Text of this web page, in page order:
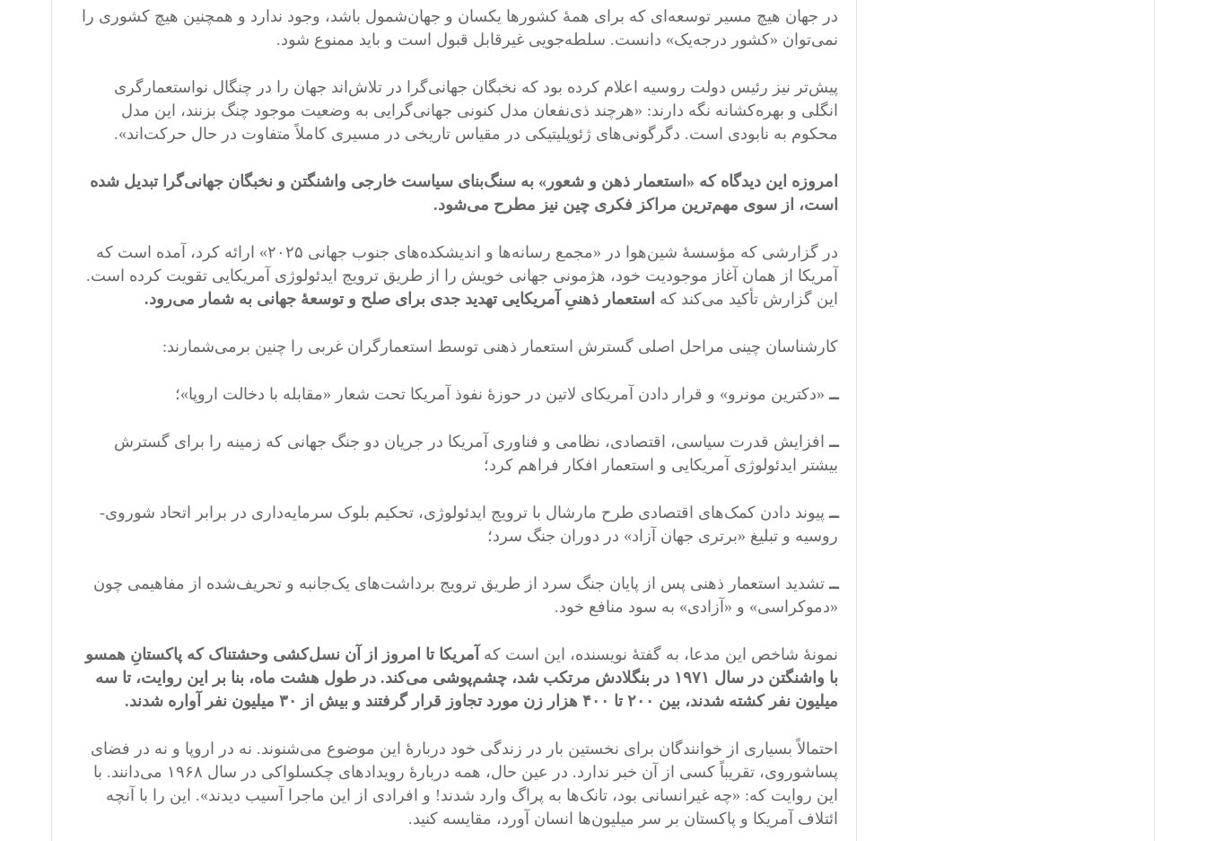
در جهان هیچ مسیر توسعه‌ای که برای همۀ کشورها یکسان و جهان‌شمول باشد، وجود ندارد و همچنین هیچ کشوری را
نمی‌توان «کشور درجه‌یک» دانست. سلطه‌جویی غیرقابل قبول است و باید ممنوع شود.
پیش‌تر نیز رئیس دولت روسیه اعلام کرده بود که نخبگان جهانی‌گرا در تلاش‌اند جهان را در چنگال نواستعمارگری
انگلی و بهره‌کشانه نگه دارند: «هرچند ذی‌نفعان مدل کنونی جهانی‌گرایی به وضعیت موجود چنگ بزنند، این مدل
محکوم به نابودی است. دگرگونی‌های ژئوپلیتیکی در مقیاس تاریخی در مسیری کاملاً متفاوت در حال حرکت‌اند».
امروزه این دیدگاه که «استعمار ذهن و شعور» به سنگ‌بنای سیاست خارجی واشنگتن و نخبگان جهانی‌گرا تبدیل شده
است، از سوی مهم‌ترین مراکز فکری چین نیز مطرح می‌شود.
در گزارشی که مؤسسۀ شین‌هوا در «مجمع رسانه‌ها و اندیشکده‌های جنوب جهانی ۲۰۲۵» ارائه کرد، آمده است که
آمریکا از همان آغاز موجودیت خود، هژمونی جهانی خویش را از طریق ترویج ایدئولوژی آمریکایی تقویت کرده است.
این گزارش تأکید می‌کند که استعمار ذهنیِ آمریکایی تهدید جدی برای صلح و توسعۀ جهانی به شمار می‌رود.
کارشناسان چینی مراحل اصلی گسترش استعمار ذهنی توسط استعمارگران غربی را چنین برمی‌شمارند:
ــ «دکترین مونرو» و قرار دادن آمریکای لاتین در حوزۀ نفوذ آمریکا تحت شعار «مقابله با دخالت اروپا»؛
ــافزایش قدرت سیاسی، اقتصادی، نظامی و فناوری آمریکا در جریان دو جنگ جهانی که زمینه را برای گسترش
بیشتر ایدئولوژی آمریکایی و استعمار افکار فراهم کرد؛
ــپیوند دادن کمک‌های اقتصادی طرح مارشال با ترویج ایدئولوژی، تحکیم بلوک سرمایه‌داری در برابر اتحاد شوروی-
روسیه و تبلیغ «برتری جهان آزاد» در دوران جنگ سرد؛
ــتشدید استعمار ذهنی پس از پایان جنگ سرد از طریق ترویج برداشت‌های یک‌جانبه و تحریف‌شده از مفاهیمی چون
«دموکراسی» و «آزادی» به سود منافع خود.
نمونۀ شاخص این مدعا، به گفتۀ نویسنده، این است که آمریکا تا امروز از آن نسل‌کشی‌ وحشتناک که پاکستانِ همسو
با واشنگتن در سال ۱۹۷۱ در بنگلادش مرتکب شد، چشم‌پوشی می‌کند.
در طول هشت ماه، بنا بر این روایت، تا سه
میلیون نفر کشته شدند، بین ۲۰۰ تا ۴۰۰ هزار زن مورد تجاوز قرار گرفتند و بیش از ۳۰ میلیون نفر آواره شدند.
احتمالاً بسیاری از خوانندگان برای نخستین بار در زندگی خود دربارهٔ این موضوع می‌شنوند. نه در اروپا و نه در فضای
پساشوروی، تقریباً کسی از آن خبر ندارد. در عین حال، همه دربارهٔ رویدادهای چکسلواکی در سال ۱۹۶۸ می‌دانند. با
این روایت که: «چه غیرانسانی بود، تانک‌ها به پراگ وارد شدند! و افرادی از این ماجرا آسیب دیدند». این را با آنچه
ائتلاف آمریکا و پاکستان بر سر میلیون‌ها انسان آورد، مقایسه کنید.